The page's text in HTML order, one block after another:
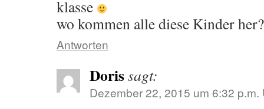
klasse
wo kommen alle diese Kinder
Antworten
Dorissagt:
Dezember 22, 2015 um 6:32 p.m.